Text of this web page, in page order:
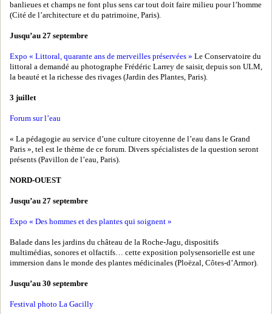
banlieues et champs ne font plus sens car tout doit faire milieu pour l’homme
(Cité de l’architecture et du patrimoine, Paris).
Jusqu’au 27 septembre
Expo « Littoral, quarante ans de merveilles préservées » Le Conservatoire du
littoral a demandé au photographe Frédéric Larrey de saisir, depuis son ULM,
la beauté et la richesse des rivages (Jardin des Plantes, Paris).
3 juillet
Forum sur l’eau
« La pédagogie au service d’une culture citoyenne de l’eau dans le Grand
Paris », tel est le thème de ce forum. Divers spécialistes de la question seront
présents (Pavillon de l’eau, Paris).
NORD-OUEST
Jusqu’au 27 septembre
Expo « Des hommes et des plantes qui soignent »
Balade dans les jardins du château de la Roche-Jagu, dispositifs
multimédias, sonores et olfactifs… cette exposition polysensorielle est une
immersion dans le monde des plantes médicinales (Ploëzal, Côtes-d’Armor).
Jusqu’au 30 septembre
Festival photo La Gacilly